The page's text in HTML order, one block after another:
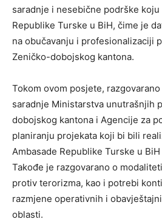
saradnje i nesebične podrške koju
Republike Turske u BiH, čime je
na obučavanju i profesionalizaciji
Zeničko-dobojskog kantona.
Tokom ovom posjete,
saradnje Ministarstva unutrašnjih
dobojskog kantona i Agencije za
planiranju projekata koji bi bili
Ambasade Republike Turske u
Takođe je razgovarano o
protiv terorizma, kao i potrebi
razmjene operativnih i
oblasti.